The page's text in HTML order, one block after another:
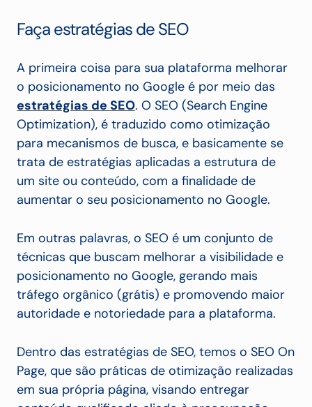
Faça estratégias de SEO
A primeira coisa para sua plataforma melhorar
o posicionamento no Google é por meio das
estratégias de SEO. O SEO (Search Engine
Optimization), é traduzido como otimização
para mecanismos de busca, e basicamente se
trata de estratégias aplicadas a estrutura de
um site ou conteúdo, com a finalidade de
aumentar o seu posicionamento no Google.
Em outras palavras, o SEO é um conjunto de
técnicas que buscam melhorar a visibilidade e
posicionamento no Google, gerando mais
tráfego orgânico (grátis) e promovendo maior
autoridade e notoriedade para a plataforma.
Dentro das estratégias de SEO, temos o SEO On
Page, que são práticas de otimização realizadas
em sua própria página, visando entregar